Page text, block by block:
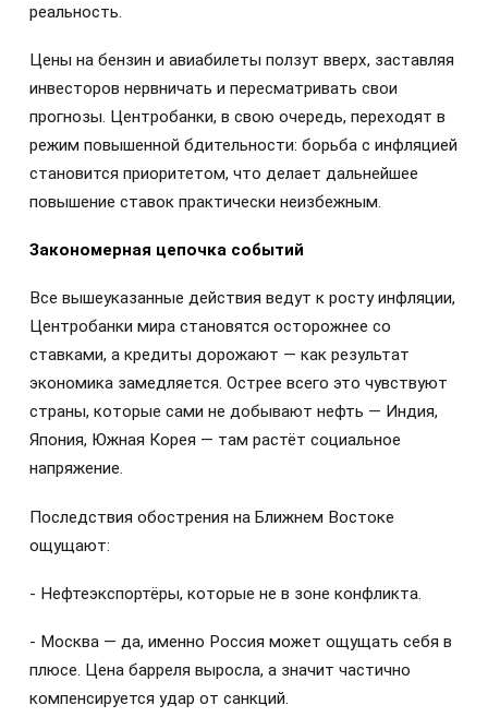
реальность.
Цены на бензин и авиабилеты ползут вверх, заставляя
инвесторов нервничать и пересматривать свои
прогнозы. Центробанки, в свою очередь, переходят в
режим повышенной бдительности: борьба с инфляцией
становится приоритетом, что делает дальнейшее
повышение ставок практически неизбежным.
Закономерная цепочка событий
Все вышеуказанные действия ведут к росту инфляции,
Центробанки мира становятся осторожнее со
ставками, а кредиты дорожают — как результат
экономика замедляется. Острее всего это чувствуют
страны, которые сами не добывают нефть — Индия,
Япония, Южная Корея — там растёт социальное
напряжение.
Последствия обострения на Ближнем Востоке
ощущают:
- Нефтеэкспортёры, которые не в зоне конфликта.
- Москва — да, именно Россия может ощущать себя в
плюсе. Цена барреля выросла, а значит частично
компенсируется удар от санкций.